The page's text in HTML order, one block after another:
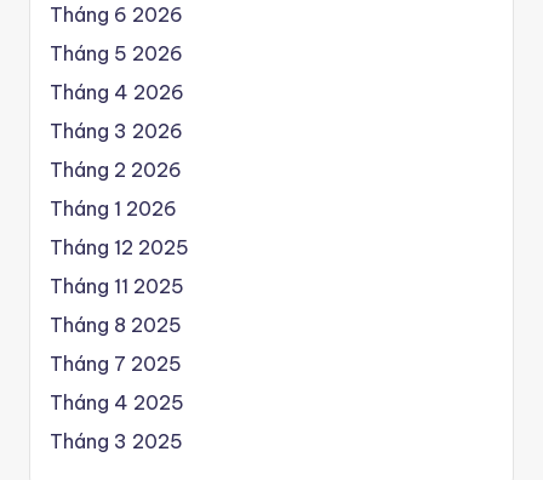
Tháng 6 2026
Tháng 5 2026
Tháng 4 2026
Tháng 3 2026
Tháng 2 2026
Tháng 1 2026
Tháng 12 2025
Tháng 11 2025
Tháng 8 2025
Tháng 7 2025
Tháng 4 2025
Tháng 3 2025